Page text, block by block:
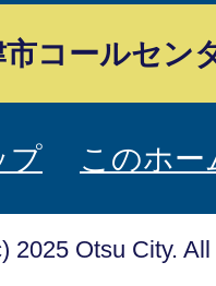
市コールセン
プ このホ
2025 Otsu City.